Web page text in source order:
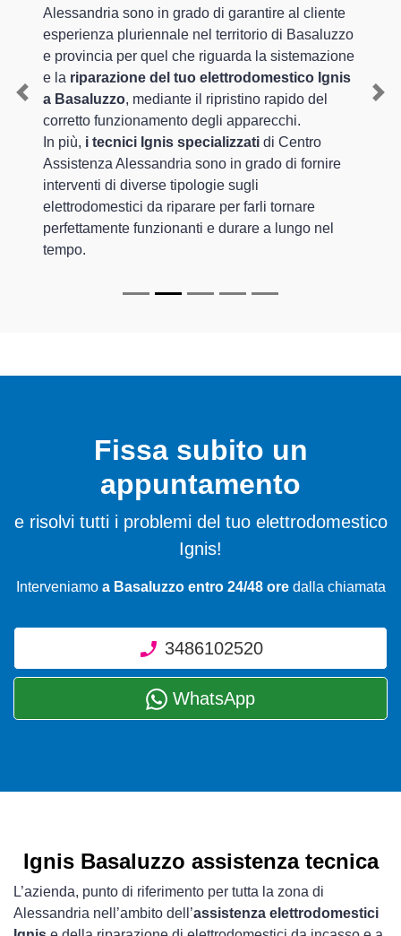
Alessandria sono in grado di garantire al cliente
esperienza pluriennale nel territorio di Basaluzzo
e provincia per quel che riguarda la sistemazione
e la riparazione del tuo elettrodomestico Ignis
a Basaluzzo, mediante il ripristino rapido del
corretto funzionamento degli apparecchi.
In più, i tecnici Ignis specializzati di Centro
Assistenza Alessandria sono in grado di fornire
interventi di diverse tipologie sugli
elettrodomestici da riparare per farli tornare
perfettamente funzionanti e durare a lungo nel
tempo.
Previous
Fissa subito un
appuntamento
e risolvi tutti i problemi del tuo elettrodomestico
Ignis!
Interveniamo a Basaluzzo entro 24/48 oredalla chiamata
3486102520
WhatsApp
Ignis Basaluzzo assistenza tecnica
L’azienda, punto di riferimento per tutta la zona di
Alessandria nell’ambito dell’assistenza elettrodomestici